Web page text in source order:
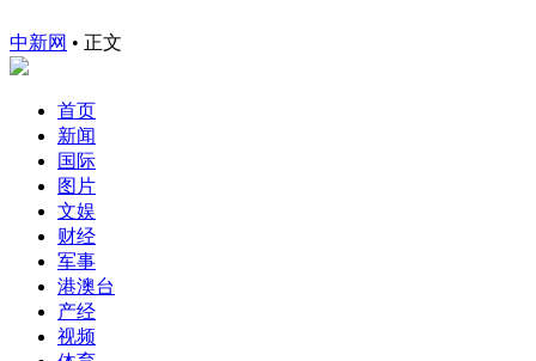
中新网 • 正文
首页
新闻
国际
图片
文娱
财经
军事
港澳台
产经
视频